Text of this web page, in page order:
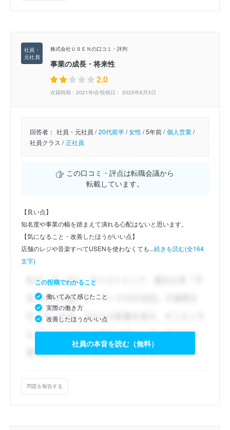
株式会社ＵＳＥＮの口コミ・評判
事業の成長・将来性
2.0
在籍時期：2021年頃/投稿日： 2025年6月3日
回答者： 社員・元社員 / 20代前半/女性/5年前 / 個人営業/
社員クラス / 正社員
この口コミ・評点は転職会議から
転載しています。
【良い点】
知名度や事業の幅を踏まえて潰れる心配はないと思います。
【気になること・改善したほうがいい点】
店舗のレジや音楽すべてUSENを使わなくても...続きを読む(全164
文字)
この投稿でわかること
働いてみて感じたこと
実際の働き方
改善したほうがいい点
社員の本音を読む（無料）
問題を報告する